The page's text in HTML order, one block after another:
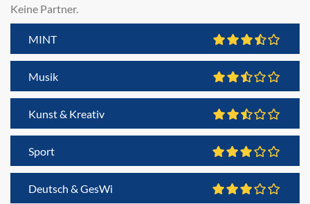
Keine Partner.
MINT
Musik
Kunst & Kreativ
Sport
Deutsch & GesWi